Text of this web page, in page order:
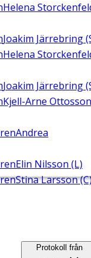
Helena
Joakim Järrebring
Helena
Joakim Järrebring
Kjell-Arne Ottosson
Andrea
Elin Nilsson (L)
Stina Larsson
Protokoll från